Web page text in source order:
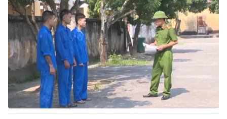
Giải sao mai
Sao
Làm đẹp
Chất lượng cuộc sống
Tuyển sinh
Học trực tuyến
Công nghệ
Hitech Công nghệ tương lai
Sản phẩm
Thị trường
Tư vấn
Giao lưu trực tuyến
Lịch phát sóng